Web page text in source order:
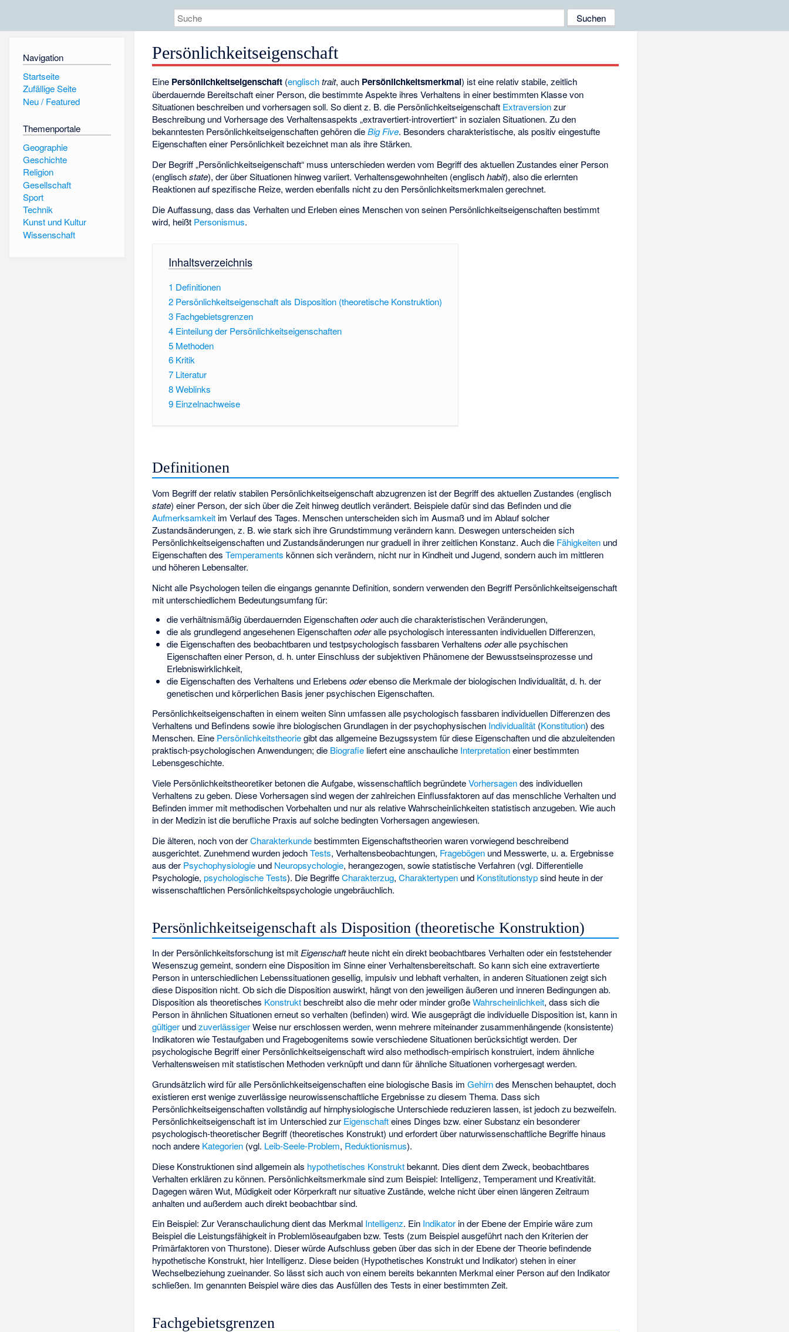
Navigation
Startseite
Zufällige Seite
Neu / Featured
Themenportale
Geographie
Geschichte
Religion
Gesellschaft
Sport
Technik
Kunst und Kultur
Wissenschaft
Persönlichkeitseigenschaft
Eine Persönlichkeitseigenschaft (englisch trait, auch Persönlichkeitsmerkmal) ist eine relativ stabile, zeitlich
überdauernde Bereitschaft einer Person, die bestimmte Aspekte ihres Verhaltens in einer bestimmten Klasse von
Situationen beschreiben und vorhersagen soll. So dient z. B. die Persönlichkeitseigenschaft Extraversionzur
Beschreibung und Vorhersage des Verhaltensaspekts „extravertiert-introvertiert“ in sozialen Situationen. Zu den
bekanntesten Persönlichkeitseigenschaften gehören dieBig Five. Besonders charakteristische, als positiv eingestufte
Eigenschaften einer Persönlichkeit bezeichnet man als ihre Stärken.
Der Begriff „Persönlichkeitseigenschaft“ muss unterschieden werden vom Begriff des aktuellen Zustandes einer Person
(englischstate), der über Situationen hinweg variiert. Verhaltensgewohnheiten (englischhabit), also die erlernten
Reaktionen auf spezifische Reize, werden ebenfalls nicht zu den Persönlichkeitsmerkmalen gerechnet.
Die Auffassung, dass das Verhalten und Erleben eines Menschen von seinen Persönlichkeitseigenschaften bestimmt
wird, heißt Personismus.
Inhaltsverzeichnis
1 Definitionen
2 Persönlichkeitseigenschaft als Disposition (theoretische Konstruktion)
3 Fachgebietsgrenzen
4 Einteilung der Persönlichkeitseigenschaften
5 Methoden
6 Kritik
7 Literatur
8Weblinks
9 Einzelnachweise
Definitionen
Vom Begriff der relativ stabilen Persönlichkeitseigenschaft abzugrenzen ist der Begriff des aktuellen Zustandes (englisch
state) einer Person, der sich über die Zeit hinweg deutlich verändert. Beispiele dafür sind das Befinden und die
Aufmerksamkeit im Verlauf des Tages. Menschen unterscheiden sich im Ausmaß und im Ablauf solcher
Zustandsänderungen, z. B. wie stark sich ihre Grundstimmung verändern kann. Deswegen unterscheiden sich
Persönlichkeitseigenschaften und Zustandsänderungen nur graduell in ihrer zeitlichen Konstanz. Auch die Fähigkeiten und
Eigenschaften desTemperaments können sich verändern, nicht nur in Kindheit und Jugend, sondern auch im mittleren
und höheren Lebensalter.
Nicht alle Psychologen teilen die eingangs genannte Definition, sondern verwenden den Begriff Persönlichkeitseigenschaft
mit unterschiedlichem Bedeutungsumfang für:
die verhältnismäßig überdauernden Eigenschaftenoderauch die charakteristischen Veränderungen,
die als grundlegend angesehenen Eigenschaftenoderalle psychologisch interessanten individuellen Differenzen,
die Eigenschaften des beobachtbaren und testpsychologisch fassbaren Verhaltens oderalle psychischen
Eigenschaften einer Person, d. h. unter Einschluss der subjektiven Phänomene der Bewusstseinsprozesse und
Erlebniswirklichkeit,
die Eigenschaften des Verhaltens und Erlebens oderebenso die Merkmale der biologischen Individualität, d. h. der
genetischen und körperlichen Basis jener psychischen Eigenschaften.
Persönlichkeitseigenschaften in einem weiten Sinn umfassen alle psychologisch fassbaren individuellen Differenzen des
Verhaltens und Befindens sowie ihre biologischen Grundlagen in der psychophysischen Individualität (Konstitution) des
Menschen. Eine Persönlichkeitstheoriegibt das allgemeine Bezugssystem für diese Eigenschaften und die abzuleitenden
praktisch-psychologischen Anwendungen; die Biografie liefert eine anschauliche Interpretationeiner bestimmten
Lebensgeschichte.
Viele Persönlichkeitstheoretiker betonen die Aufgabe, wissenschaftlich begründeteVorhersagendes individuellen
Verhaltens zu geben. Diese Vorhersagen sind wegen der zahlreichen Einflussfaktoren auf das menschliche Verhalten und
Befinden immer mit methodischen Vorbehalten und nur als relative Wahrscheinlichkeiten statistisch anzugeben. Wie auch
in der Medizin ist die berufliche Praxis auf solche bedingten Vorhersagen angewiesen.
Die älteren, noch von derCharakterkundebestimmten Eigenschaftstheorien waren vorwiegend beschreibend
ausgerichtet. Zunehmend wurden jedochTests, Verhaltensbeobachtungen, Fragebögen und Messwerte, u. a. Ergebnisse
aus der Psychophysiologie und Neuropsychologie, herangezogen, sowie statistische Verfahren (vgl. Differentielle
Psychologie,psychologische Tests). Die BegriffeCharakterzug,Charaktertypen und Konstitutionstypsind heute in der
wissenschaftlichen Persönlichkeitspsychologie ungebräuchlich.
Persönlichkeitseigenschaft als Disposition (theoretische Konstruktion)
In der Persönlichkeitsforschung ist mitEigenschaftheute nicht ein direkt beobachtbares Verhalten oder ein feststehender
Wesenszug gemeint, sondern eine Disposition im Sinne einer Verhaltensbereitschaft. So kann sich eine extravertierte
Person in unterschiedlichen Lebenssituationen gesellig, impulsiv und lebhaft verhalten, in anderen Situationen zeigt sich
diese Disposition nicht. Ob sich die Disposition auswirkt, hängt von den jeweiligen äußeren und inneren Bedingungen ab.
Disposition als theoretisches Konstruktbeschreibt also die mehr oder minder großeWahrscheinlichkeit, dass sich die
Person in ähnlichen Situationen erneut so verhalten (befinden) wird. Wie ausgeprägt die individuelle Disposition ist, kann in
gültiger undzuverlässigerWeise nur erschlossen werden, wenn mehrere miteinander zusammenhängende (konsistente)
Indikatoren wie Testaufgaben und Fragebogenitems sowie verschiedene Situationen berücksichtigt werden. Der
psychologische Begriff einer Persönlichkeitseigenschaft wird also methodisch-empirisch konstruiert, indem ähnliche
Verhaltensweisen mit statistischen Methoden verknüpft und dann für ähnliche Situationen vorhergesagt werden.
Grundsätzlich wird für alle Persönlichkeitseigenschaften eine biologische Basis imGehirndes Menschen behauptet, doch
existieren erst wenige zuverlässige neurowissenschaftliche Ergebnisse zu diesem Thema. Dass sich
Persönlichkeitseigenschaften vollständig auf hirnphysiologische Unterschiede reduzieren lassen, ist jedoch zu bezweifeln.
Persönlichkeitseigenschaft ist im Unterschied zur Eigenschafteines Dinges bzw. einer Substanz ein besonderer
psychologisch-theoretischer Begriff (theoretisches Konstrukt) und erfordert über naturwissenschaftliche Begriffe hinaus
noch andere Kategorien (vgl. Leib-Seele-Problem, Reduktionismus).
Diese Konstruktionen sind allgemein als hypothetisches Konstruktbekannt. Dies dient dem Zweck, beobachtbares
Verhalten erklären zu können. Persönlichkeitsmerkmale sind zum Beispiel: Intelligenz, Temperament und Kreativität.
Dagegen wären Wut, Müdigkeit oder Körperkraft nur situative Zustände, welche nicht über einen längeren Zeitraum
anhalten und außerdem auch direkt beobachtbar sind.
Ein Beispiel: Zur Veranschaulichung dient das Merkmal Intelligenz. Ein Indikator in der Ebene der Empirie wäre zum
Beispiel die Leistungsfähigkeit in Problemlöseaufgaben bzw. Tests (zum Beispiel ausgeführt nach den Kriterien der
Primärfaktoren vonThurstone). Dieser würde Aufschluss geben über das sich in der Ebene der Theorie befindende
hypothetische Konstrukt, hier Intelligenz. Diese beiden (Hypothetisches Konstrukt und Indikator) stehen in einer
Wechselbeziehung zueinander. So lässt sich auch von einem bereits bekannten Merkmal einer Person auf den Indikator
schließen. Im genannten Beispiel wäre dies das Ausfüllen des Tests in einer bestimmten Zeit.
Fachgebietsgrenzen